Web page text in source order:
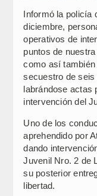
Informó la policía
diciembre,
operativos de
puntos de
como así
secuestro de
labrándose actas
intervención del
Uno de los
aprehendido por
dando
Juvenil Nro. 2 de
su posterior
libertad.